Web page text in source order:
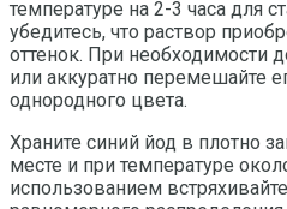
температуре на 2-3 часа для
убедитесь, что раствор
оттенок. При необходимости
или аккуратно перемешайте
однородного цвета.
Храните синий йод в плотно
месте и при температуре
использованием